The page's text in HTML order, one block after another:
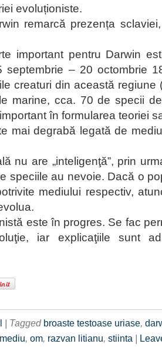
evoluționiste.
remarcă prezența
important pentru Darwin
septembrie – 20 octombrie
creaturi din această regiune
marine, cca. 70 de specii
în formularea teoriei
mai degrabă legată de
nu are „inteligenţă”, prin
speciile au nevoie. Dacă o
mediului respectiv,
este în progres. Se fac
iar explicaţiile sunt
| Tagged broaste testoase uriase,
mediu, om, razvan litianu, stiinta |